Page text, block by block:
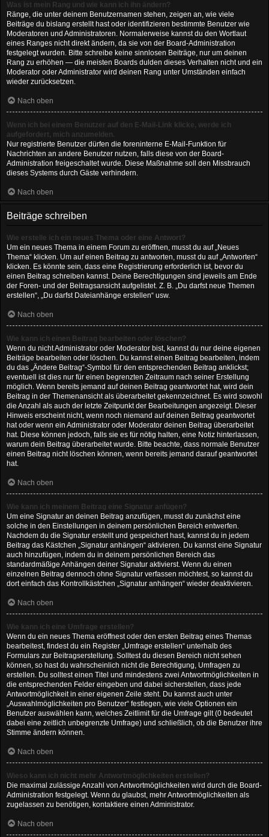
Was ist mein Rang und wie kann ich ihn ändern?
Ränge, die unter deinem Benutzernamen stehen, zeigen an, wie viele
Beiträge du bislang erstellt hast oder identifizieren bestimmte Benutzer wie
Moderatoren und Administratoren. Normalerweise kannst du den Wortlaut
eines Ranges nicht direkt ändern, da sie von der Board-Administration
festgelegt wurden. Bitte schreibe keine sinnlosen Beiträge, nur um deinen
Rang zu erhöhen — die meisten Boards dulden dieses Verhalten nicht und ein
Moderator oder Administrator wird deinen Rang unter Umständen einfach
wieder zurücksetzen.
Nach oben
Wenn ich bei einem Benutzer auf den E-Mail-Link klicke, werde ich
aufgefordert, mich anzumelden.
Nur registrierte Benutzer dürfen die foreninterne E-Mail-Funktion für
Nachrichten an andere Benutzer nutzen, falls diese von der Board-
Administration freigeschaltet wurde. Diese Maßnahme soll den Missbrauch
dieses Systems durch Gäste verhindern.
Nach oben
Beiträge schreiben
Wie erstelle ich ein neues Thema oder eine Antwort?
Um ein neues Thema in einem Forum zu eröffnen, musst du auf „Neues
Thema“ klicken. Um auf einen Beitrag zu antworten, musst du auf „Antworten“
klicken. Es könnte sein, dass eine Registrierung erforderlich ist, bevor du
einen Beitrag schreiben kannst. Deine Berechtigungen sind jeweils am Ende
der Foren- und der Beitragsansicht aufgelistet. Z. B. „Du darfst neue Themen
erstellen“, „Du darfst Dateianhänge erstellen“ usw.
Nach oben
Wie kann ich einen Beitrag bearbeiten oder löschen?
Wenn du nicht Administrator oder Moderator bist, kannst du nur deine eigenen
Beiträge bearbeiten oder löschen. Du kannst einen Beitrag bearbeiten, indem
du das „Ändere Beitrag“-Symbol für den entsprechenden Beitrag anklickst;
eventuell ist dies nur für einen begrenzten Zeitraum nach seiner Erstellung
möglich. Wenn bereits jemand auf deinen Beitrag geantwortet hat, wird dein
Beitrag in der Themenansicht als überarbeitet gekennzeichnet. Es wird sowohl
die Anzahl als auch der letzte Zeitpunkt der Bearbeitungen angezeigt. Dieser
Hinweis erscheint nicht, wenn noch niemand auf deinen Beitrag geantwortet
hat oder wenn ein Administrator oder Moderator deinen Beitrag überarbeitet
hat. Diese können jedoch, falls sie es für nötig halten, eine Notiz hinterlassen,
warum dein Beitrag überarbeitet wurde. Bitte beachte, dass normale Benutzer
einen Beitrag nicht löschen können, wenn bereits jemand darauf geantwortet
hat.
Nach oben
Wie kann ich meinem Beitrag eine Signatur anfügen?
Um eine Signatur an deinen Beitrag anzufügen, musst du zunächst eine
solche in den Einstellungen in deinem persönlichen Bereich entwerfen.
Nachdem du die Signatur erstellt und gespeichert hast, kannst du in jedem
Beitrag das Kästchen „Signatur anhängen“ aktivieren. Du kannst eine Signatur
auch hinzufügen, indem du in deinem persönlichen Bereich das
standardmäßige Anhängen deiner Signatur aktivierst. Wenn du einen
einzelnen Beitrag dennoch ohne Signatur verfassen möchtest, so kannst du
dort einfach das Kontrollkästchen „Signatur anhängen“ wieder deaktivieren.
Nach oben
Wie kann ich eine Umfrage erstellen?
Wenn du ein neues Thema eröffnest oder den ersten Beitrag eines Themas
bearbeitest, findest du ein Register „Umfrage erstellen“ unterhalb des
Formulars zur Beitragserstellung. Solltest du diesen Bereich nicht sehen
können, so hast du wahrscheinlich nicht die Berechtigung, Umfragen zu
erstellen. Du solltest einen Titel und mindestens zwei Antwortmöglichkeiten in
die entsprechenden Felder eingeben und dabei sicherstellen, dass jede
Antwortmöglichkeit in einer eigenen Zeile steht. Du kannst auch unter
„Auswahlmöglichkeiten pro Benutzer“ festlegen, wie viele Optionen ein
Benutzer auswählen kann, welches Zeitlimit für die Umfrage gilt (0 bedeutet
dabei eine zeitlich unbegrenzte Umfrage) und schließlich, ob die Benutzer ihre
Stimme ändern können.
Nach oben
Wieso kann ich nicht mehr Antwortmöglichkeiten erstellen?
Die maximal zulässige Anzahl von Antwortmöglichkeiten wird durch die Board-
Administration festgelegt. Wenn du glaubst, mehr Antwortmöglichkeiten als
zugelassen zu benötigen, kontaktiere einen Administrator.
Nach oben